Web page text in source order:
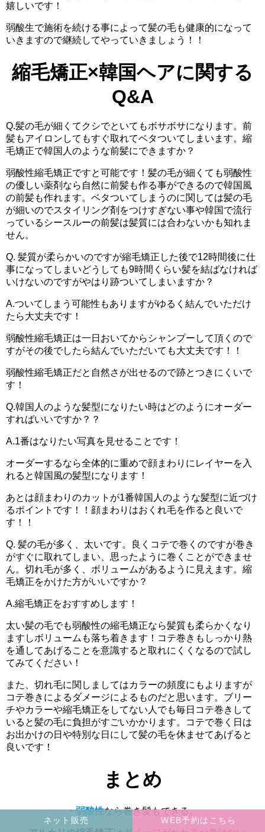
嬉しいです！
弱酸生で施術を続ける事によって髪の毛も健康的になって
いきますので継続してやっていきましょう！！
縮毛矯正×韓国ヘアに関する
Q&A
Q.髪の毛が細くてクシでといてもボサボサになります。前
髪もアイロンしてもすぐ取れてベタついてしまいます。縮
毛矯正で韓国人のような前髪にできますか？
弱酸性縮毛矯正ですと可能です！髪の毛が細くても弱酸性
の優しい薬剤なら自然に前髪も作る事ができるので韓国風
の前髪も作れます。ベタついてしまうのに関しては髪の毛
が細いのでスタイリング剤をつけすぎない事や韓国で流行
っているシースルーの前髪は髪質には合わないかも知れま
せん。
Q. 髪質が柔らかいのですが縮毛矯正した後で12時間後に仕
事になってしまいどうしても9時間くらい髪を結ばなければ
いけないのですがやはり跡ついてしまいますか？
A.ついてしまう可能性もありますがゆるく結んでいただけ
たら大丈夫です！
弱酸性縮毛矯正は一日おいてからシャンプーして頂くので
すがその後でしたら結んでいただいても大丈夫です！！
弱酸性縮毛矯正だと自然さが出せるので跡とつきにくいで
す！
Q.韓国人のような髪型になりたい時はどのようにオーダー
すればいいですか？？
A.1番はなりたい写真を見せることです！
オーダーするなら全体的に重めで顔まわりにレイヤーを入
れると韓国風の髪型になります！
あとは顔まわりのカットが1番韓国人のような髪型に近づけ
るポイントです！！顔まわりはおくれ毛を作ると良いで
す！！
Q. 髪の毛が多く、太いです。良くコテで巻くのですが巻き
がすぐに取れてしまい、思ったように巻くことができませ
ん。切れ毛が多く、ボリュームがあるように見えます。縮
毛矯正をかけた方がいいですか？
A.縮毛矯正をおすすめします！
太い髪の毛でも弱酸性の縮毛矯正なら髪質も柔らかくなり
ますしボリュームも落ち着きます！コテ巻きもしっかり熱
を通してあげることを意識すると取れにくくなるので試し
てみてください！
また、切れ毛に関しましてはカラーの頻度にもよりますが
コテ巻きによるダメージによるものだと思います。ブリー
チやカラーや縮毛矯正をしてない人でも毎日コテ巻きして
いると髪の毛に負担がすごいかかります。コテで巻く日は
お出かけの日や特別な日にして髪の毛を休ませてあげると
良いです！
まとめ
・弱酸性なら巻き髪もできる。
ネット販売 WEB予約はこちら